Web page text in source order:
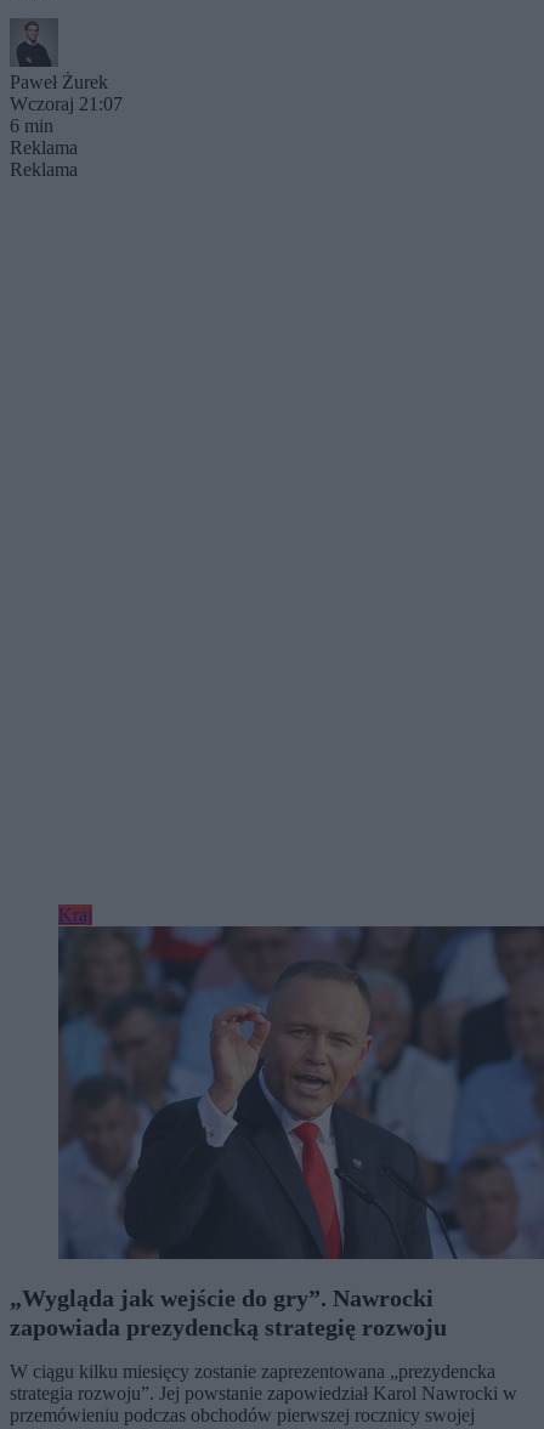
Paweł Żurek
Wczoraj 21:07
6 min
Reklama
Reklama
Kraj
„Wygląda jak wejście do gry”. Nawrocki
zapowiada prezydencką strategię rozwoju
W ciągu kilku miesięcy zostanie zaprezentowana „prezydencka
strategia rozwoju”. Jej powstanie zapowiedział Karol Nawrocki w
przemówieniu podczas obchodów pierwszej rocznicy swojej